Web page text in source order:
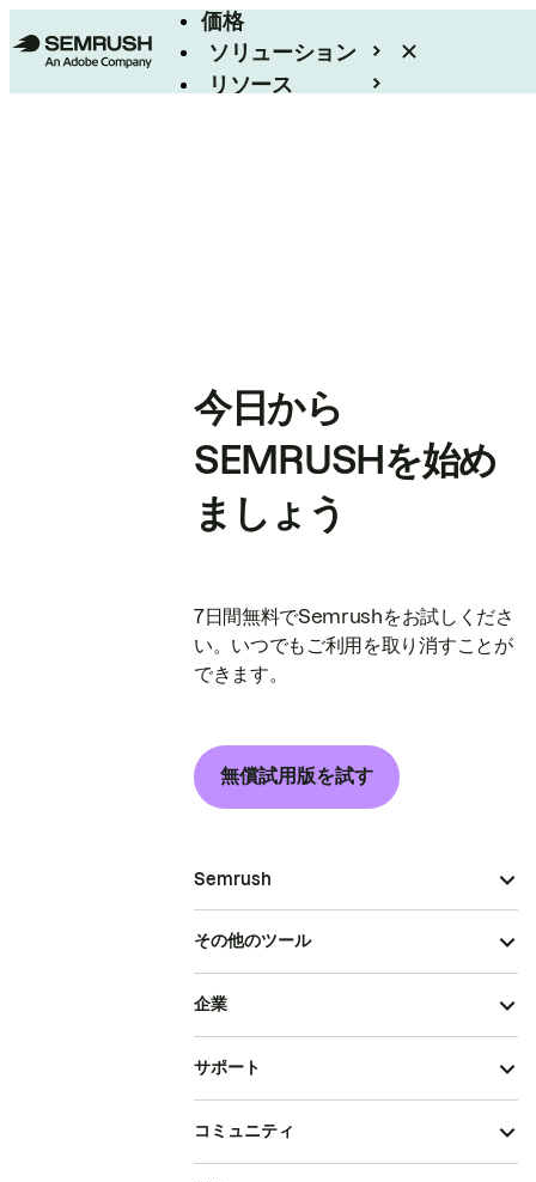
価格
ソリューション
リソース
今日から
SEMRUSHを始め
ましょう
7日間無料でSemrushをお試しくださ
い。いつでもご利用を取り消すことが
できます。
無償試用版を試す
Semrush
その他のツール
企業
サポート
コミュニティ